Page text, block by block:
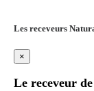
Les receveurs
×
Le receveur